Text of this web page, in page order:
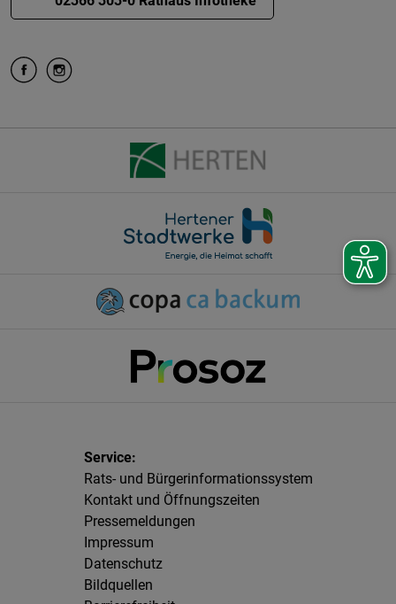
Rats- und Bürgerinformationssystem
Kontakt und Öffnungszeiten
Pressemeldungen
Impressum
Datenschutz
Bildquellen